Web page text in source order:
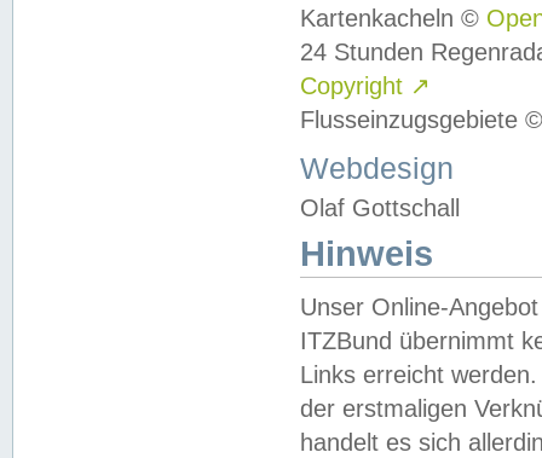
Kartenkacheln ©
24 Stunden
Copyright ↗
Flusseinzugsgebiete
Webdesign
Olaf Gottschall
Hinweis
Unser Online-
ITZBund übernimmt
Links erreicht
der erstmaligen
handelt es sich